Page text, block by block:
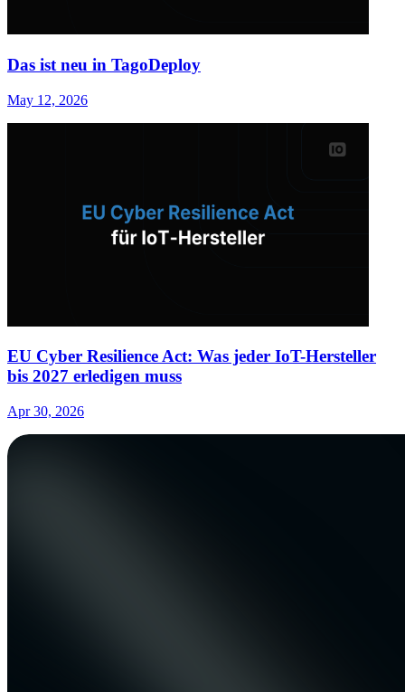
Das ist neu in TagoDeploy
May 12, 2026
EU Cyber Resilience Act: Was jeder IoT-Hersteller
bis 2027 erledigen muss
Apr 30, 2026